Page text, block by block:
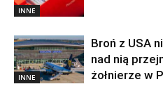
INNE
INNE
Broń z USA
nad nią
żołnierze w